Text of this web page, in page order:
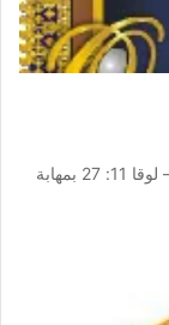
طوبى للبطن الذي حملك والثديين اللذين رضعتهما – لوقا 11: 27 بمهابة